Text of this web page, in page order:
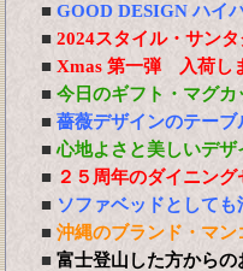
■ GOOD DESIGN ハイ
■ 2024スタイル・サン
■ Xmas 第一弾 入荷し
■ 今日のギフト・マグカ
■ 薔薇デザインのテーブ
■ 心地よさと美しいデ
■ ２５周年のダイニン
■ ソファベッドとして
■ 沖縄のブランド・マン
■ 富士登山した方からの